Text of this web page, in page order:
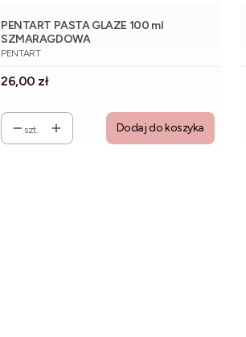
PENTART PASTA GLAZE 100 ml
SZMARAGDOWA
PRODUCENT
PENTART
Cena
26,00 zł
szt. Dodaj do koszyka